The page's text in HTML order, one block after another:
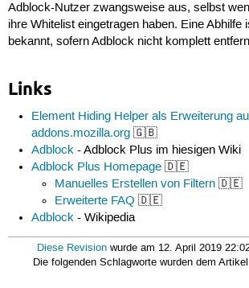
Adblock-Nutzer zwangsweise aus, selbst
ihre Whitelist eingetragen haben. Eine Abhilfe
bekannt, sofern Adblock nicht komplett
Links
Element Hiding Helper als Erweiterung
addons.mozilla.org 🇬🇧
Adblock - Adblock Plus im hiesigen Wiki
Adblock Plus Homepage 🇩🇪
Manuelles Erstellen von Filtern 🇩🇪
Erweiterte FAQ 🇩🇪
Adblock - Wikipedia
Diese Revision wurde am 12. April 2019
Die folgenden Schlagworte wurden dem